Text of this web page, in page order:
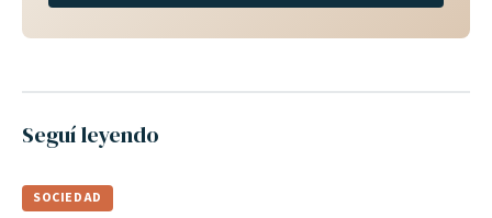
Seguí leyendo
SOCIEDAD